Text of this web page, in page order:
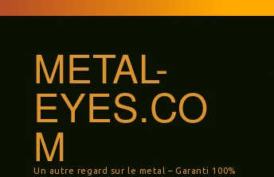
METAL-
EYES.CO
M
Un autre regard sur le metal – Garanti 100%